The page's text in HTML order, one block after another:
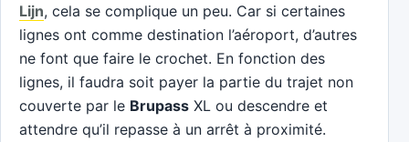
Lijn, cela se complique un peu. Car si certaines
lignes ont comme destination l’aéroport, d’autres
ne font que faire le crochet. En fonction des
lignes, il faudra soit payer la partie du trajet non
couverte par le Brupass XL ou descendre et
attendre qu’il repasse à un arrêt à proximité.